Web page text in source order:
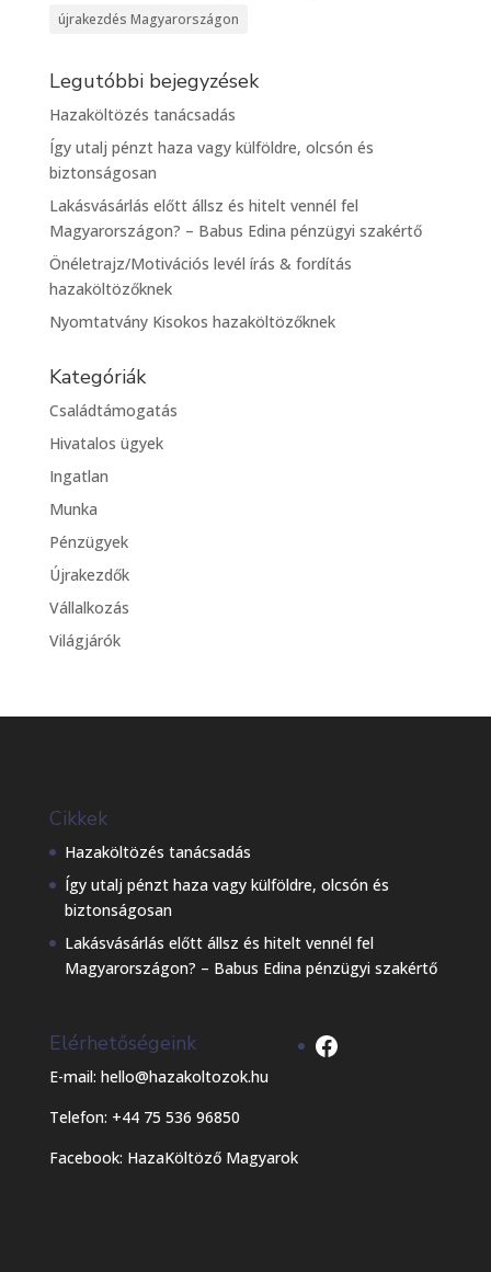
újrakezdés Magyarországon
Legutóbbi bejegyzések
Hazaköltözés tanácsadás
Így utalj pénzt haza vagy külföldre, olcsón és
biztonságosan
Lakásvásárlás előtt állsz és hitelt vennél fel
Magyarországon? – Babus Edina pénzügyi szakértő
Önéletrajz/Motivációs levél írás & fordítás
hazaköltözőknek
Nyomtatvány Kisokos hazaköltözőknek
Kategóriák
Családtámogatás
Hivatalos ügyek
Ingatlan
Munka
Pénzügyek
Újrakezdők
Vállalkozás
Világjárók
Cikkek
Hazaköltözés tanácsadás
Így utalj pénzt haza vagy külföldre, olcsón és
biztonságosan
Lakásvásárlás előtt állsz és hitelt vennél fel
Magyarországon? – Babus Edina pénzügyi szakértő
Elérhetőségeink
E-mail: hello@hazakoltozok.hu
Telefon: +44 75 536 96850
Facebook: HazaKöltöző Magyarok
Facebook